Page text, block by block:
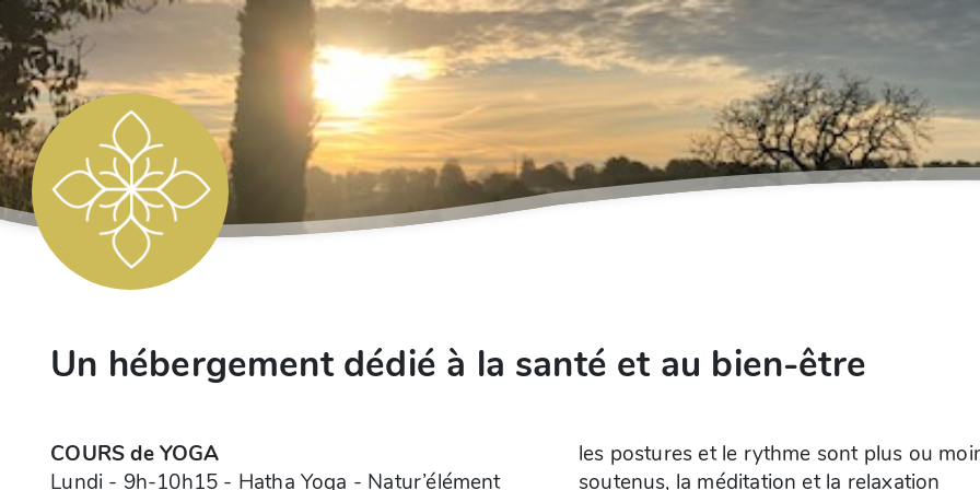
Un hébergement dédié à la santé et au bien-être
COURS de YOGA
Lundi - 9h-10h15 - Hatha Yoga - Natur’élément
les postures et le rythme sont plus ou
soutenus, la méditation et la relaxation